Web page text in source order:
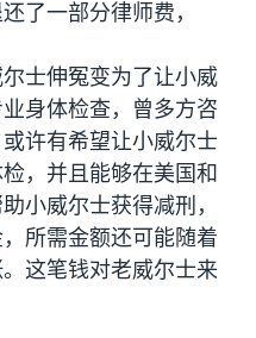
了一部分律师费，
士伸冤变为了让小威
身体检查，曾多方咨
许有希望让小威尔士
，并且能够在美国和
小威尔士获得减刑，
所需金额还可能随着
这笔钱对老威尔士来